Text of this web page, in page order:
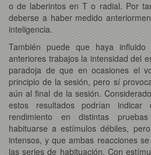
o de laberintos en T o radial. Por
deberse a haber medido
inteligencia.
También puede que haya
anteriores trabajos la intensidad del
paradoja de que en ocasiones el
principio de la sesión, pero sí
aún al final de la sesión.
estos resultados podrían
rendimiento en distintas
habituarse a estímulos débiles,
intensos, y que ambas reacciones
las series de habituación. Con